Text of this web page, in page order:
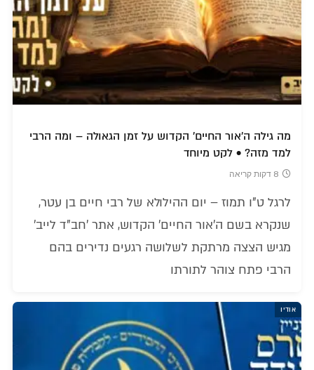
מה גילה ה'אור החיים' הקדוש על זמן הגאולה – ומה הרבי
למד מזה? • לקט מיוחד
8 דקות קריאה
לרגל ט"ו תמוז – יום ההילולא של רבי חיים בן עטר,
שנקרא בשם ה'אור החיים' הקדוש, אתר 'חב"ד לייב'
מגיש הצצה מרתקת לשלושה רגעים נדירים בהם
הרבי פתח צוהר לתורתו
אודיו